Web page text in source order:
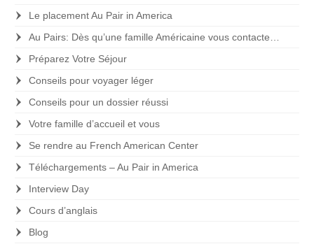
Le placement Au Pair in America
Au Pairs: Dès qu’une famille Américaine vous contacte…
Préparez Votre Séjour
Conseils pour voyager léger
Conseils pour un dossier réussi
Votre famille d’accueil et vous
Se rendre au French American Center
Téléchargements – Au Pair in America
Interview Day
Cours d’anglais
Blog